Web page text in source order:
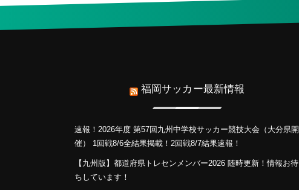
福岡サッカー最新情報
速報！2026年度 第57回九州中学校サッカー競技大会（大分県開
催） 1回戦8/6全結果掲載！2回戦8/7結果速報！
【九州版】都道府県トレセンメンバー2026 随時更新！情報お待
ちしています！